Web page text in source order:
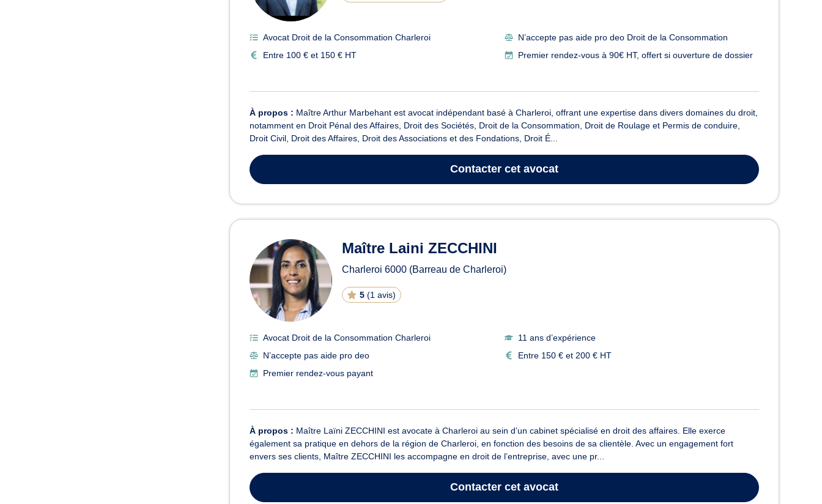
Avocat Droit de la Consommation Charleroi
N’accepte pas aide pro deo Droit de la Consommation
Entre 100 € et 150 € HT
Premier rendez-vous à 90€ HT, offert si ouverture de dossier
À propos : Maître Arthur Marbehant est avocat indépendant basé à Charleroi, offrant une expertise dans divers domaines du droit,
notamment en Droit Pénal des Affaires, Droit des Sociétés, Droit de la Consommation, Droit de Roulage et Permis de conduire,
Droit Civil, Droit des Affaires, Droit des Associations et des Fondations, Droit É...
Contacter cet avocat
Maître Laini ZECCHINI
Charleroi 6000 (Barreau de Charleroi)
5 (1 avis)
Avocat Droit de la Consommation Charleroi
11 ans d’expérience
N’accepte pas aide pro deo
Entre 150 € et 200 € HT
Premier rendez-vous payant
À propos : Maître Laïni ZECCHINI est avocate à Charleroi au sein d’un cabinet spécialisé en droit des affaires. Elle exerce
également sa pratique en dehors de la région de Charleroi, en fonction des besoins de sa clientèle. Avec un engagement fort
envers ses clients, Maître ZECCHINI les accompagne en droit de l’entreprise, avec une pr...
Contacter cet avocat